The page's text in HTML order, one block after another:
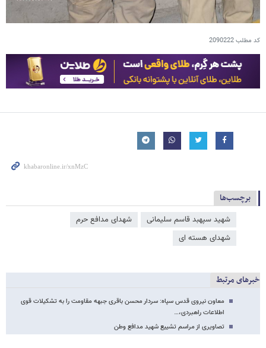
کد مطلب2090222
برچسب‌ها
شهید سپهبد قاسم سلیمانی
شهدای مدافع حرم
شهدای هسته ای
خبرهای مرتبط
معاون نیروی قدس سپاه: سردار محسن باقری جبهه مقاومت را به تشکیلات قوی
اطلاعات راهبردی،…
تصاویری از مراسم تشییع شهید مدافع وطن